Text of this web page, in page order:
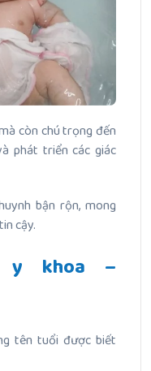
còn chú trọng đến
phát triển các giác
bận rộn, mong
cậy.
y khoa –
tên tuổi được biết